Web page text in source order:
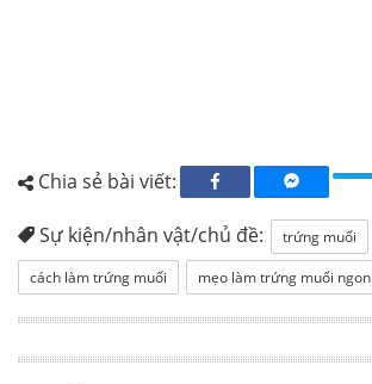
Chia sẻ bài viết:
Sự kiện/nhân vật/chủ đề:
trứng muối
cách làm trứng muối
mẹo làm trứng muối ngon